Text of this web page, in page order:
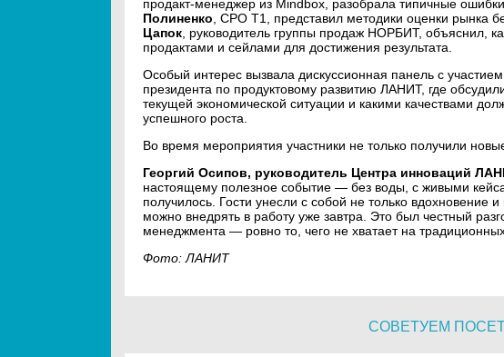
продакт-менеджер из Mindbox, разобрала типичные ошибки
Полиненко , CPO T1, представил методики оценки рынка
Цапок , руководитель группы продаж НОРБИТ, объяснил,
продактами и сейлами для достижения результата.
Особый интерес вызвала дискуссионная панель с участием
президента по продуктовому развитию ЛАНИТ, где
текущей экономической ситуации и какими качествами
успешного роста.
Во время мероприятия участники не только получили
Георгий Осипов, руководитель Центра инноваций
настоящему полезное событие — без воды, с живыми
получилось. Гости унесли с собой не только вдохновение
можно внедрять в работу уже завтра. Это был честный
менеджмента — ровно то, чего не хватает на
Фото: ЛАНИТ
СОВЕТУЕМ